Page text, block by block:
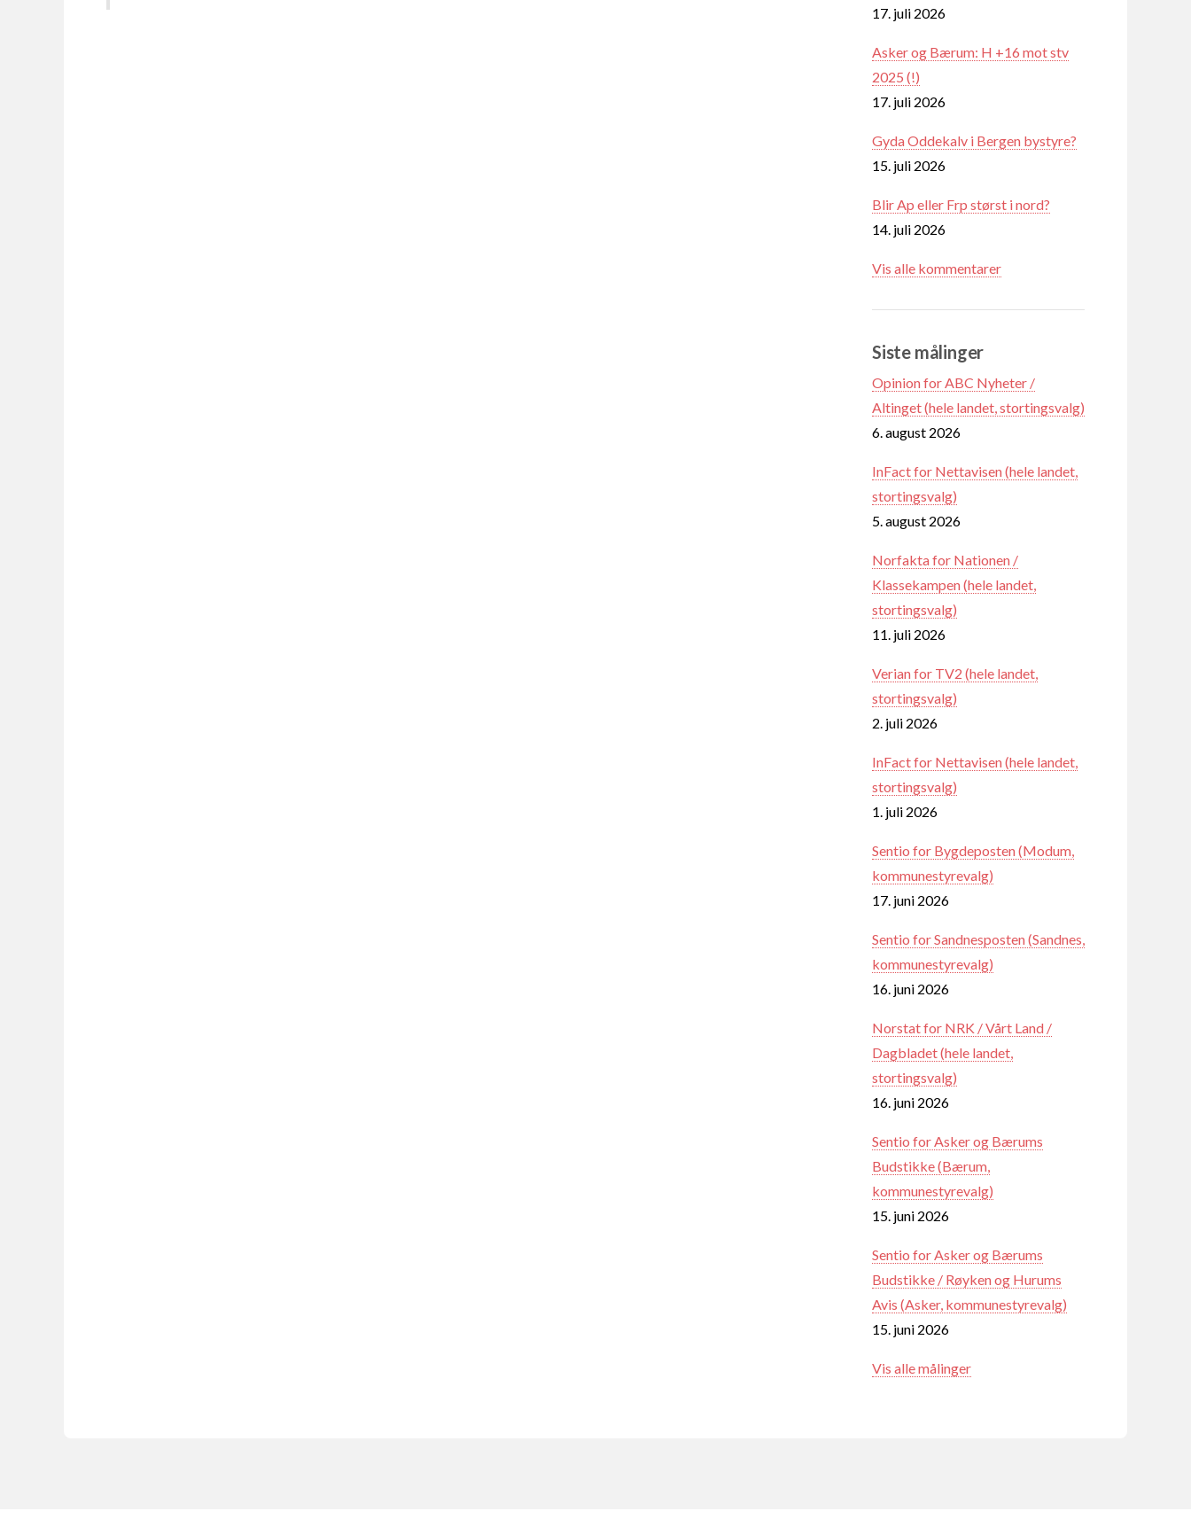
17. juli 2026
Asker og Bærum: H +16 mot stv
2025 (!)
17. juli 2026
Gyda Oddekalv i Bergen bystyre?
15. juli 2026
Blir Ap eller Frp størst i nord?
14. juli 2026
Vis alle kommentarer
Siste målinger
Opinion for ABC Nyheter /
Altinget (hele landet, stortingsvalg)
6. august 2026
InFact for Nettavisen (hele landet,
stortingsvalg)
5. august 2026
Norfakta for Nationen /
Klassekampen (hele landet,
stortingsvalg)
11. juli 2026
Verian for TV2 (hele landet,
stortingsvalg)
2. juli 2026
InFact for Nettavisen (hele landet,
stortingsvalg)
1. juli 2026
Sentio for Bygdeposten (Modum,
kommunestyrevalg)
17. juni 2026
Sentio for Sandnesposten (Sandnes,
kommunestyrevalg)
16. juni 2026
Norstat for NRK / Vårt Land /
Dagbladet (hele landet,
stortingsvalg)
16. juni 2026
Sentio for Asker og Bærums
Budstikke (Bærum,
kommunestyrevalg)
15. juni 2026
Sentio for Asker og Bærums
Budstikke / Røyken og Hurums
Avis (Asker, kommunestyrevalg)
15. juni 2026
Vis alle målinger